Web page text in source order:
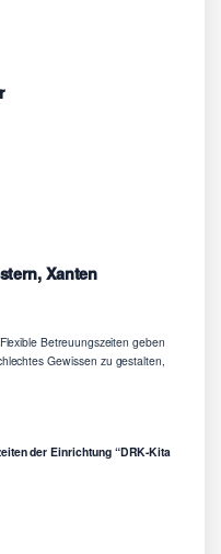
Xanten
Betreuungszeiten geben
Gewissen zu gestalten,
der Einrichtung “DRK-Kita